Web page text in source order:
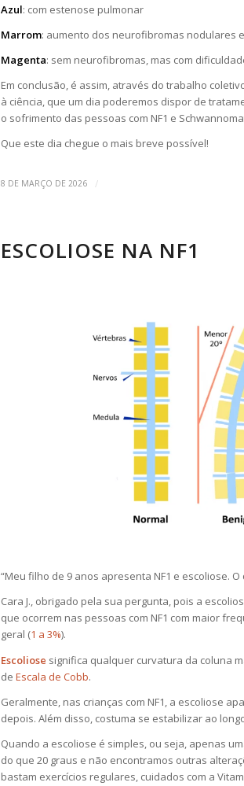
Azul: com estenose pulmonar
Marrom: aumento dos neurofibromas nodulares
Magenta: sem neurofibromas, mas com
Em conclusão, é assim, através do trabalho
à ciência, que um dia poderemos dispor de
o sofrimento das pessoas com NF1 e
Que este dia chegue o mais breve possível!
8 DE MARÇO DE 2026 /
ESCOLIOSE NA NF1
“Meu filho de 9 anos apresenta NF1 e escoliose. O
Cara J., obrigado pela sua pergunta, pois a
que ocorrem nas pessoas com NF1 com maior
geral (1 a 3%).
Escoliose significa qualquer curvatura da coluna
deEscala de Cobb.
Geralmente, nas crianças com NF1, a escoliose
depois. Além disso, costuma se estabilizar ao
Quando a escoliose é simples, ou seja, apenas
do que 20 graus e não encontramos outras
bastam exercícios regulares, cuidados com a